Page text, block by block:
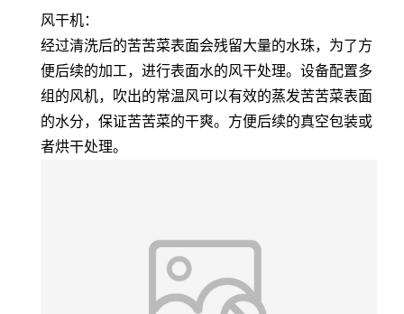
风干机：
经过清洗后的苦苦菜表面会残留大量的水珠，为了方
便后续的加工，进行表面水的风干处理。设备配置多
组的风机，吹出的常温风可以有效的蒸发苦苦菜表面
的水分，保证苦苦菜的干爽。方便后续的真空包装或
者烘干处理。